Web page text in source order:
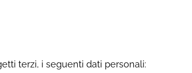
terzi, i seguenti dati personali: